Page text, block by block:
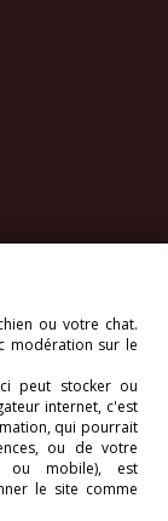
réservés.
ou votre chat.
modération sur le
cipeut stocker ou
internet, c'est
qui pourrait
ou de votre
ou mobile), est
le site comme